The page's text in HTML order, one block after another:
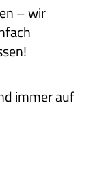
– wir
immer auf